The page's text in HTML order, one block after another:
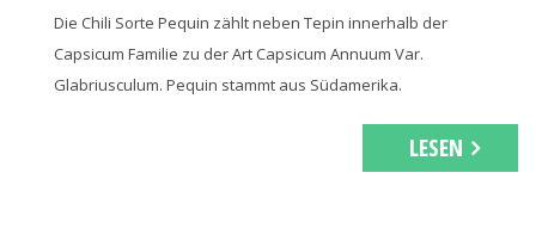
Die Chili Sorte Pequin zählt neben Tepin innerhalb der
Capsicum Familie zu der Art Capsicum Annuum Var.
Glabriusculum. Pequin stammt aus Südamerika.
LESEN